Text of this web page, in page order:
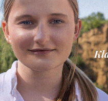
Episodio #4:
di te…